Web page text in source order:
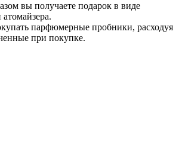
вы получаете подарок в виде
парфюмерные пробники, расходуя
при покупке.